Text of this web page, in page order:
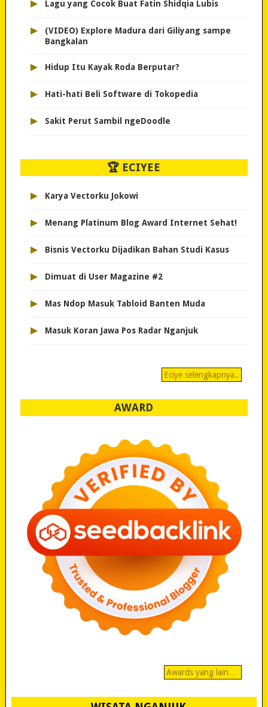
Lagu yang Cocok Buat Fatin Shidqia Lubis
▸
(VIDEO) Explore Madura dari Giliyang sampe
Bangkalan
▸ Hidup Itu Kayak Roda Berputar?
▸ Hati-hati Beli Software di Tokopedia
▸ Sakit Perut Sambil ngeDoodle
🏆 ECIYEE
▸ Karya Vectorku Jokowi
▸ Menang Platinum Blog Award Internet Sehat!
▸ Bisnis Vectorku Dijadikan Bahan Studi Kasus
▸ Dimuat di User Magazine #2
▸ Mas Ndop Masuk Tabloid Banten Muda
▸ Masuk Koran Jawa Pos Radar Nganjuk
Eciye selengkapnya..
AWARD
Awards yang lain…